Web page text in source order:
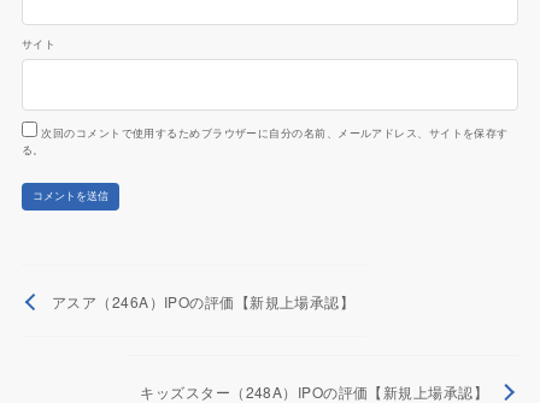
サイト
次回のコメントで使用するためブラウザーに自分の名前、メールアドレス、サイトを保存す
る。
アスア（246A）IPOの評価【新規上場承認】
キッズスター（248A）IPOの評価【新規上場承認】